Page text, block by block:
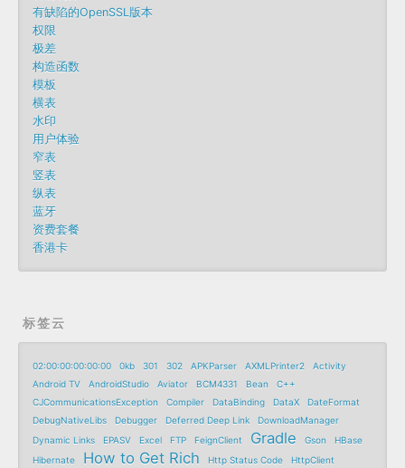
有缺陷的OpenSSL版本
权限
极差
构造函数
模板
横表
水印
用户体验
窄表
竖表
纵表
蓝牙
资费套餐
香港卡
标签云
02:00:00:00:00:00 0kb 301 302 APKParser AXMLPrinter2
Activity
Android TV
AndroidStudio Aviator BCM4331 Bean
C++
CJCommunicationsException
Compiler DataBinding DataX
DateFormat
DebugNativeLibs
Debugger Deferred Deep Link
DownloadManager
Dynamic Links
EPASV Excel FTP FeignClient Gradle Gson
HBase
Hibernate
How to Get Rich Http Status Code
HttpClient